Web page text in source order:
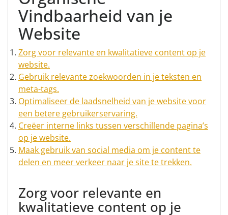
Vindbaarheid van je
Website
Zorg voor relevante en kwalitatieve content op je
website.
Gebruik relevante zoekwoorden in je teksten en
meta-tags.
Optimaliseer de laadsnelheid van je website voor
een betere gebruikerservaring.
Creëer interne links tussen verschillende pagina’s
op je website.
Maak gebruik van social media om je content te
delen en meer verkeer naar je site te trekken.
Zorg voor relevante en
kwalitatieve content op je